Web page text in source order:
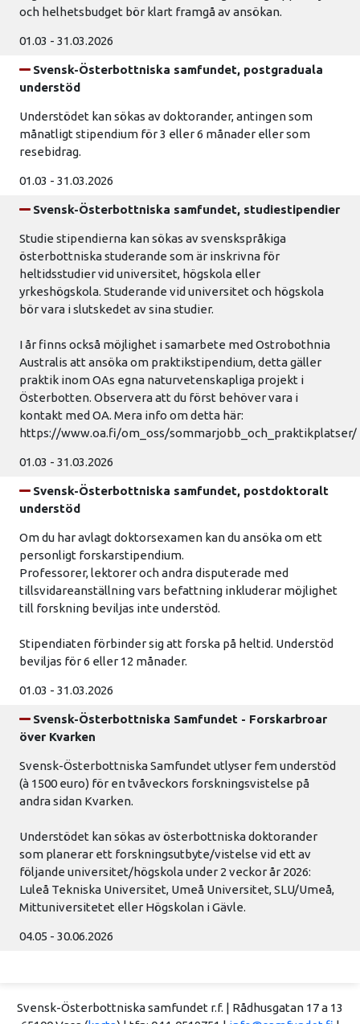
och helhetsbudget bör klart framgå av ansökan.
01.03 - 31.03.2026
Svensk-Österbottniska samfundet, postgraduala
understöd
Understödet kan sökas av doktorander, antingen som
månatligt stipendium för 3 eller 6 månader eller som
resebidrag.
01.03 - 31.03.2026
Svensk-Österbottniska samfundet, studiestipendier
Studie stipendierna kan sökas av svenskspråkiga
österbottniska studerande som är inskrivna för
heltidsstudier vid universitet, högskola eller
yrkeshögskola. Studerande vid universitet och högskola
bör vara i slutskedet av sina studier.
I år finns också möjlighet i samarbete med Ostrobothnia
Australis att ansöka om praktikstipendium, detta gäller
praktik inom OAs egna naturvetenskapliga projekt i
Österbotten. Observera att du först behöver vara i
kontakt med OA. Mera info om detta här:
https://www.oa.fi/om_oss/sommarjobb_och_praktikplatser/
01.03 - 31.03.2026
Svensk-Österbottniska samfundet, postdoktoralt
understöd
Om du har avlagt doktorsexamen kan du ansöka om ett
personligt forskarstipendium.
Professorer, lektorer och andra disputerade med
tillsvidareanställning vars befattning inkluderar möjlighet
till forskning beviljas inte understöd.
Stipendiaten förbinder sig att forska på heltid. Understöd
beviljas för 6 eller 12 månader.
01.03 - 31.03.2026
Svensk-Österbottniska Samfundet - Forskarbroar
över Kvarken
Svensk-Österbottniska Samfundet utlyser fem understöd
(à 1500 euro) för en tvåveckors forskningsvistelse på
andra sidan Kvarken.
Understödet kan sökas av österbottniska doktorander
som planerar ett forskningsutbyte/vistelse vid ett av
följande universitet/högskola under 2 veckor år 2026:
Luleå Tekniska Universitet, Umeå Universitet, SLU/Umeå,
Mittuniversitetet eller Högskolan i Gävle.
04.05 - 30.06.2026
Svensk-Österbottniska samfundet r.f. | Rådhusgatan 17 a 13